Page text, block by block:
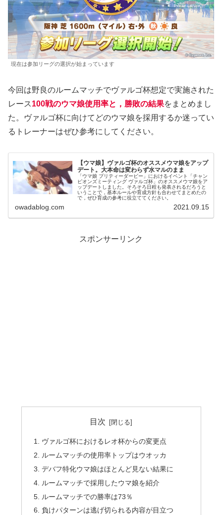
現在は参加リーグの選択が始まっています
今回は野良のルームマッチでヴァルゴ杯想定で実施された
レース100戦のウマ娘使用率と，勝敗の結果をまとめまし
た。ヴァルゴ杯に向けてどのウマ娘を採用するか迷ってい
るトレーナーはぜひ参考にしてください。
【ウマ娘】ヴァルゴ杯のオススメウマ娘をアップ
デート。大本命は変わらず水マルのまま
「ウマ娘 プリティーダービー」におけるイベント「チャン
ピオンズミーティング ヴァルゴ杯」のオススメウマ娘をア
ップデートしました。そろそろ日程も発表されるだろうと
いうことで，基本ルールや育成方針も合わせてまとめたの
で，ぜひ育成の参考に役立ててください。
owadablog.com 2021.09.15
スポンサーリンク
目次
ヴァルゴ杯におけるレオ杯からの変更点
ルームマッチの使用率トップはウオッカ
デバフ特化ウマ娘はほとんど見ない結果に
ルームマッチで採用したウマ娘を紹介
ルームマッチでの勝率は73％
負けパターンは逃げ切られる内容が目立つ